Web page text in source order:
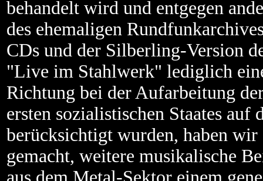
behandelt wird und entgegen
des ehemaligen
CDs und der Silberling-Version
"Live im Stahlwerk" lediglich
Richtung bei der Aufarbeitung
ersten sozialistischen Staates auf
berücksichtigt wurden, haben wir
gemacht, weitere musikalische